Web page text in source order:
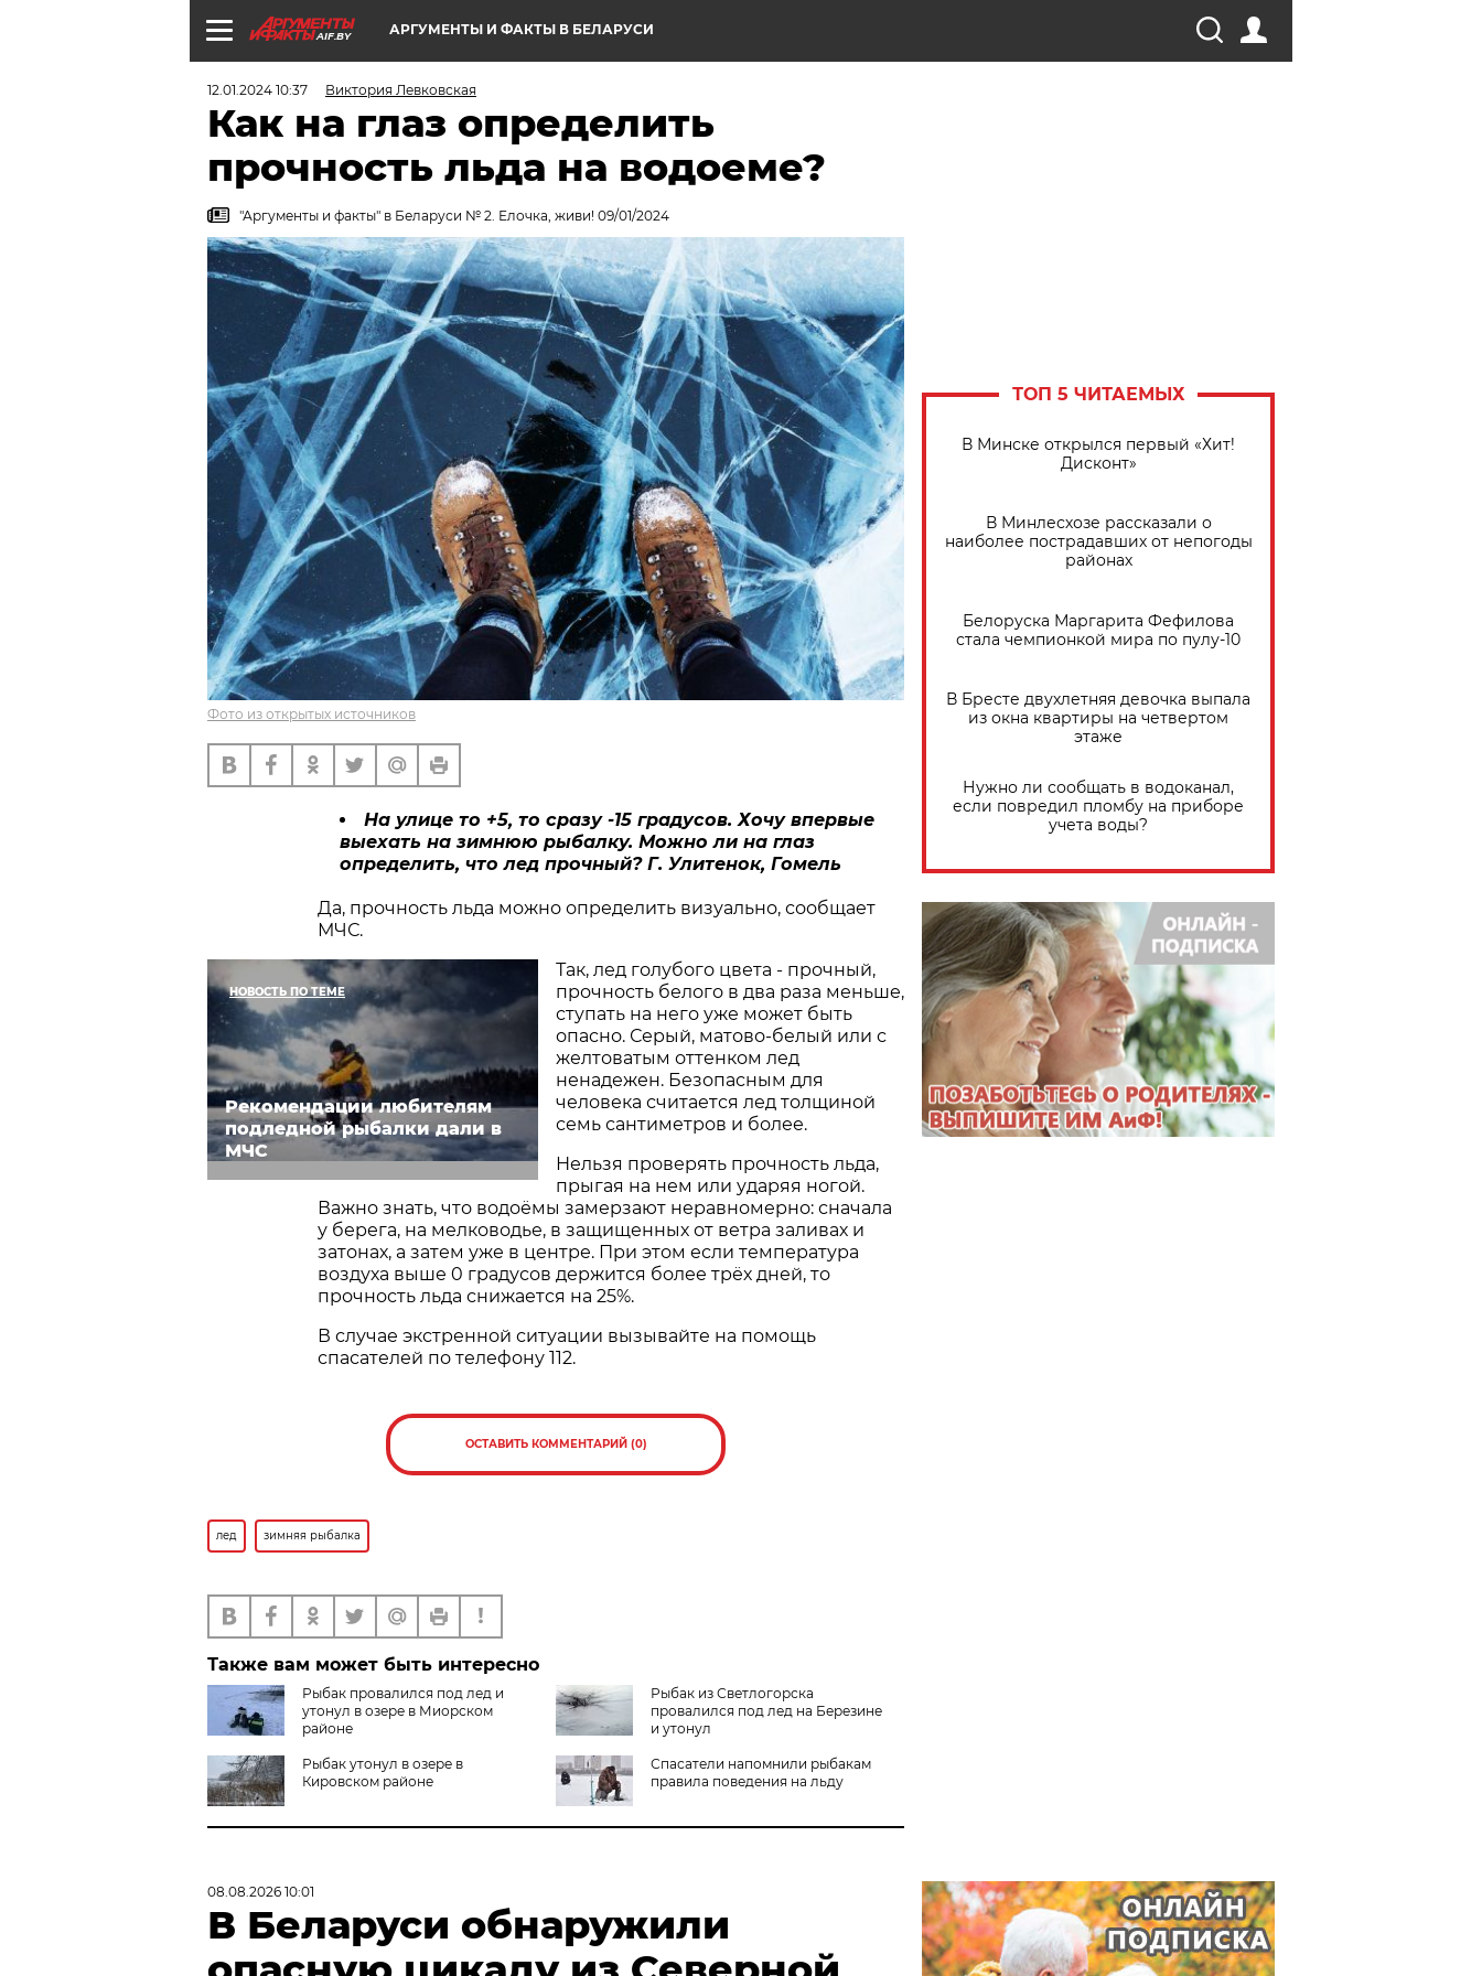
AIF.BY АРГУМЕНТЫ И ФАКТЫ В БЕЛАРУСИ
12.01.2024 10:37 Виктория Левковская
Как на глаз определить
прочность льда на водоеме?
"Аргументы и факты" в Беларуси № 2. Елочка, живи! 09/01/2024
Фото из открытых источников
На улице то +5, то сразу -15 градусов. Хочу впервые
выехать на зимнюю рыбалку. Можно ли на глаз
определить, что лед прочный? Г. Улитенок, Гомель
Да, прочность льда можно определить визуально, сообщает
МЧС.
НОВОСТЬ ПО ТЕМЕ
Рекомендации любителям
подледной рыбалки дали в
МЧС
Так, лед голубого цвета - прочный,
прочность белого в два раза меньше,
ступать на него уже может быть
опасно. Серый, матово-белый или с
желтоватым оттенком лед
ненадежен. Безопасным для
человека считается лед толщиной
семь сантиметров и более.
Нельзя проверять прочность льда,
прыгая на нем или ударяя ногой.
Важно знать, что водоёмы замерзают неравномерно: сначала
у берега, на мелководье, в защищенных от ветра заливах и
затонах, а затем уже в центре. При этом если температура
воздуха выше 0 градусов держится более трёх дней, то
прочность льда снижается на 25%.
В случае экстренной ситуации вызывайте на помощь
спасателей по телефону 112.
ОСТАВИТЬ КОММЕНТАРИЙ (0)
лед зимняя рыбалка
Также вам может быть интересно
Рыбак провалился под лед и
утонул в озере в Миорском
районе
Рыбак из Светлогорска
провалился под лед на Березине
и утонул
Рыбак утонул в озере в
Кировском районе
Спасатели напомнили рыбакам
правила поведения на льду
ТОП 5 ЧИТАЕМЫХ
В Минске открылся первый «Хит!
Дисконт»
В Минлесхозе рассказали о
наиболее пострадавших от непогоды
районах
Белоруска Маргарита Фефилова
стала чемпионкой мира по пулу-10
В Бресте двухлетняя девочка выпала
из окна квартиры на четвертом
этаже
Нужно ли сообщать в водоканал,
если повредил пломбу на приборе
учета воды?
08.08.2026 10:01
В Беларуси обнаружили